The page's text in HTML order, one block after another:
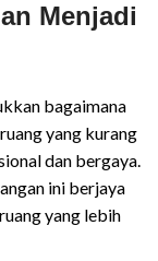
Menjadi
bagaimana
yang kurang
dan bergaya.
ini berjaya
yang lebih